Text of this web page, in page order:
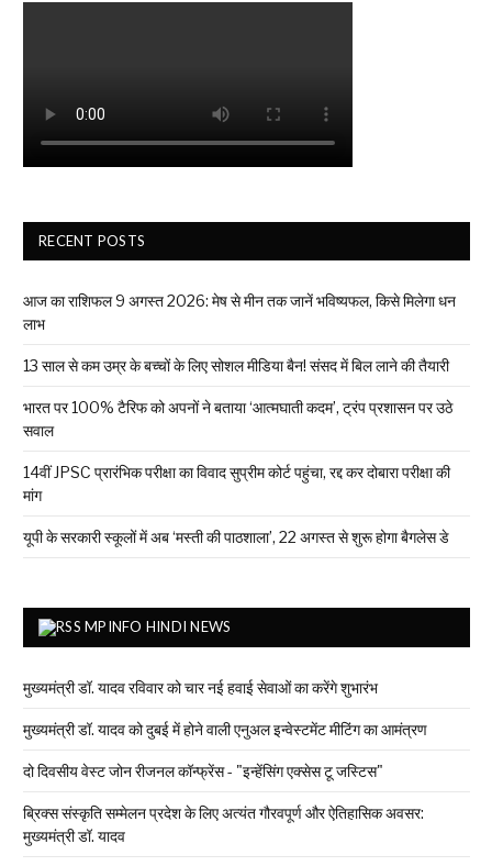
RECENT POSTS
आज का राशिफल 9 अगस्त 2026: मेष से मीन तक जानें भविष्यफल, किसे मिलेगा धन
लाभ
13 साल से कम उम्र के बच्चों के लिए सोशल मीडिया बैन! संसद में बिल लाने की तैयारी
भारत पर 100% टैरिफ को अपनों ने बताया ‘आत्मघाती कदम’, ट्रंप प्रशासन पर उठे
सवाल
14वीं JPSC प्रारंभिक परीक्षा का विवाद सुप्रीम कोर्ट पहुंचा, रद्द कर दोबारा परीक्षा की
मांग
यूपी के सरकारी स्कूलों में अब ‘मस्ती की पाठशाला’, 22 अगस्त से शुरू होगा बैगलेस डे
MPINFO HINDI NEWS
मुख्यमंत्री डॉ. यादव रविवार को चार नई हवाई सेवाओं का करेंगे शुभारंभ
मुख्यमंत्री डॉ. यादव को दुबई में होने वाली एनुअल इन्वेस्टमेंट मीटिंग का आमंत्रण
दो दिवसीय वेस्ट जोन रीजनल कॉन्फ्रेंस - "इन्हेंसिंग एक्सेस टू जस्टिस"
ब्रिक्स संस्कृति सम्मेलन प्रदेश के लिए अत्यंत गौरवपूर्ण और ऐतिहासिक अवसर:
मुख्यमंत्री डॉ. यादव